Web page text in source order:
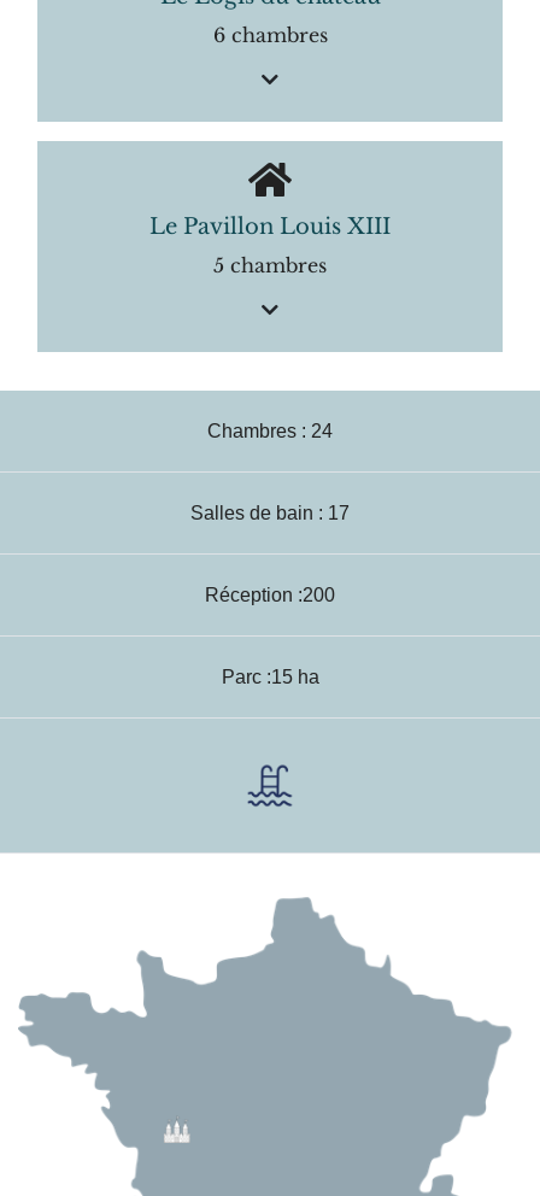
6 chambres
Le Pavillon Louis XIII
5 chambres
Chambres : 24
Salles de bain : 17
Réception :200
Parc :15 ha